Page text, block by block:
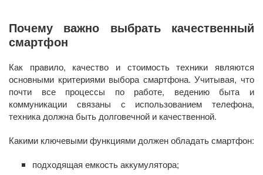
Почему важно выбрать качественный
смартфон
Как правило, качество и стоимость техники являются
основными критериями выбора смартфона. Учитывая, что
почти все процессы по работе, ведению быта и
коммуникации связаны с использованием телефона,
техника должна быть долговечной и качественной.
Какими ключевыми функциями должен обладать смартфон:
подходящая емкость аккумулятора;